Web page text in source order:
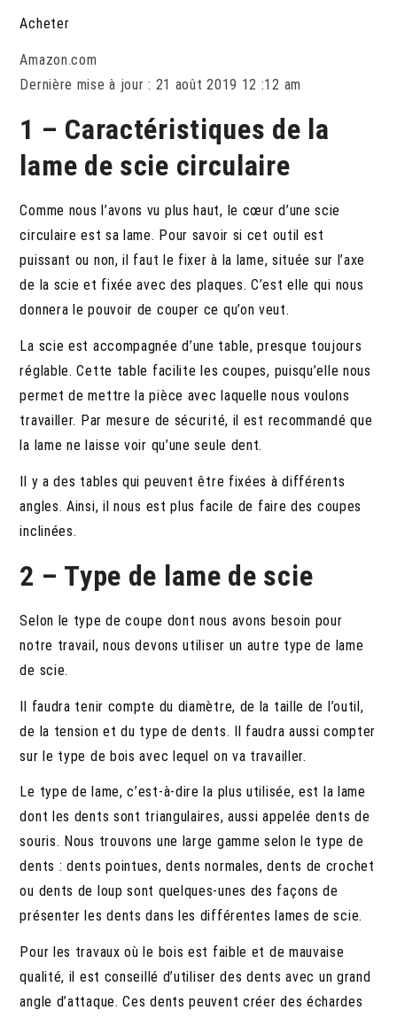
Acheter
Amazon.com
Dernière mise à jour : 21 août 2019 12 :12 am
1 – Caractéristiques de la
lame de scie circulaire
Comme nous l’avons vu plus haut, le cœur d’une scie
circulaire est sa lame. Pour savoir si cet outil est
puissant ou non, il faut le fixer à la lame, située sur l’axe
de la scie et fixée avec des plaques. C’est elle qui nous
donnera le pouvoir de couper ce qu’on veut.
La scie est accompagnée d’une table, presque toujours
réglable. Cette table facilite les coupes, puisqu’elle nous
permet de mettre la pièce avec laquelle nous voulons
travailler. Par mesure de sécurité, il est recommandé que
la lame ne laisse voir qu’une seule dent.
Il y a des tables qui peuvent être fixées à différents
angles. Ainsi, il nous est plus facile de faire des coupes
inclinées.
2 – Type de lame de scie
Selon le type de coupe dont nous avons besoin pour
notre travail, nous devons utiliser un autre type de lame
de scie.
Il faudra tenir compte du diamètre, de la taille de l’outil,
de la tension et du type de dents. Il faudra aussi compter
sur le type de bois avec lequel on va travailler.
Le type de lame, c’est-à-dire la plus utilisée, est la lame
dont les dents sont triangulaires, aussi appelée dents de
souris. Nous trouvons une large gamme selon le type de
dents : dents pointues, dents normales, dents de crochet
ou dents de loup sont quelques-unes des façons de
présenter les dents dans les différentes lames de scie.
Pour les travaux où le bois est faible et de mauvaise
qualité, il est conseillé d’utiliser des dents avec un grand
angle d’attaque. Ces dents peuvent créer des échardes